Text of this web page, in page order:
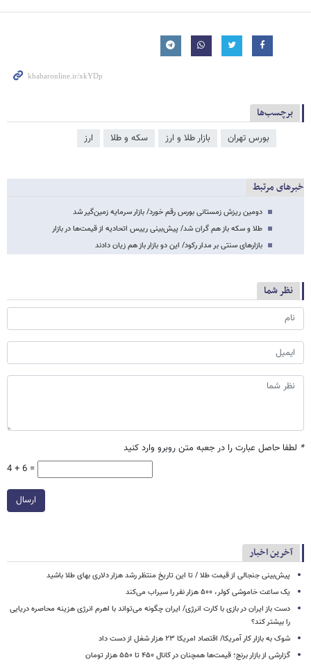
برچسب‌ها
بورس تهران بازار طلا و ارز سکه و طلا ارز
خبرهای مرتبط
دومین ریزش زمستانی بورس رقم خورد/ بازار سرمایه زمین‌گیر شد
طلا و سکه باز هم گران شد/ پیش‌بینی رییس اتحادیه از قیمت‌ها در بازار
بازارهای سنتی بر مدار رکود/ این دو بازار باز هم زیان دادند
نظر شما
* لطفا حاصل عبارت را در جعبه متن روبرو وارد کنید
4 + 6 =
ارسال
آخرین اخبار
پیش‌بینی جنجالی از قیمت طلا / تا این تاریخ منتظر رشد هزار دلاری بهای طلا باشید
یک ساعت خاموشی کولر، ۵۰۰ هزار نفر را سیراب می‌کند
دست باز ایران در بازی با کارت انرژی/ ایران چگونه می‌تواند با اهرم انرژی‌ هزینه محاصره دریایی
را بیشتر کند؟
شوک به بازار کار آمریکا/ اقتصاد امریکا ۲۳ هزار شغل از دست داد
گزارشی از بازار برنج؛ قیمت‌ها همچنان در کانال ۴۵۰ تا ۵۵۰ هزار تومان